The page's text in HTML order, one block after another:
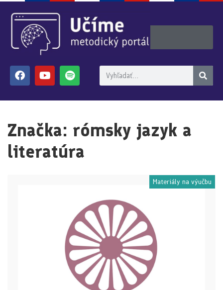
Značka: rómsky jazyk a
literatúra
Materiály na výučbu